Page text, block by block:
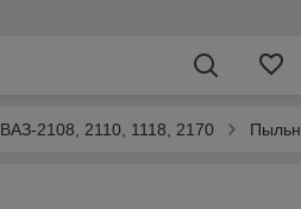
ВАЗ-2108, 2110, 1118, 2170